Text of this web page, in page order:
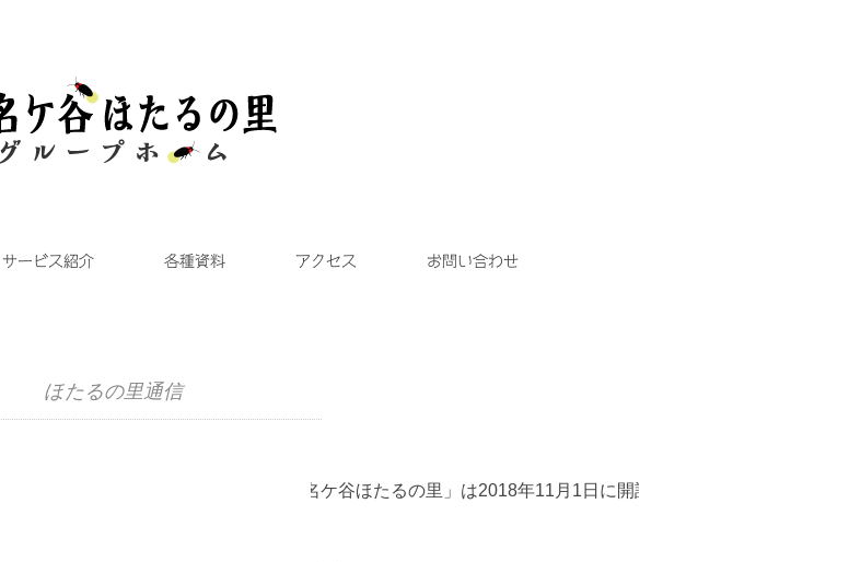
サービス紹介 各種資料 アクセス お問い合わせ
ほたるの里通信
グループホーム「和名ケ谷ほたるの里」は2018年11月1日に開設いたしました！現在、ご入居者の